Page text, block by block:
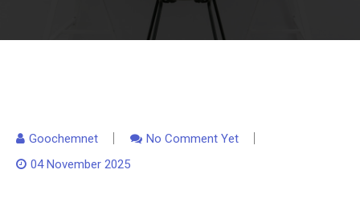
Goochemnet
No Comment Yet
04 November 2025